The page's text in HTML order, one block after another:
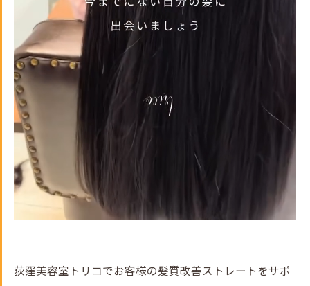
荻窪美容室トリコでお客様の髪質改善ストレートをサポ